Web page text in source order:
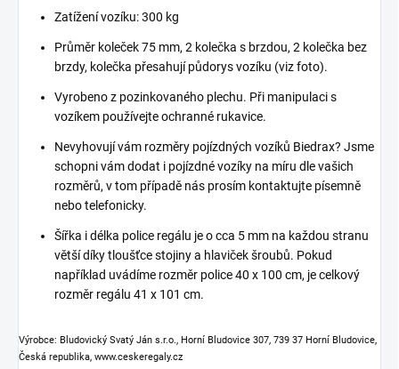
Zatížení vozíku: 300 kg
Průměr koleček 75 mm, 2 kolečka s brzdou, 2 kolečka bez
brzdy, kolečka přesahují půdorys vozíku (viz foto).
Vyrobeno z pozinkovaného plechu. Při manipulaci s
vozíkem používejte ochranné rukavice.
Nevyhovují vám rozměry pojízdných vozíků Biedrax? Jsme
schopni vám dodat i pojízdné vozíky na míru dle vašich
rozměrů, v tom případě nás prosím kontaktujte písemně
nebo telefonicky.
Šířka i délka police regálu je o cca 5 mm na každou stranu
větší díky tloušťce stojiny a hlaviček šroubů. Pokud
například uvádíme rozměr police 40 x 100 cm, je celkový
rozměr regálu 41 x 101 cm.
Výrobce: Bludovický Svatý Ján s.r.o., Horní Bludovice 307, 739 37 Horní Bludovice,
Česká republika, www.ceskeregaly.cz